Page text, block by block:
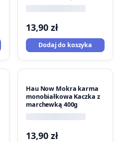
13,90 zł
Dodaj do koszyka
Hau Now Mokra karma
monobiałkowa Kaczka z
marchewką 400g
13,90 zł